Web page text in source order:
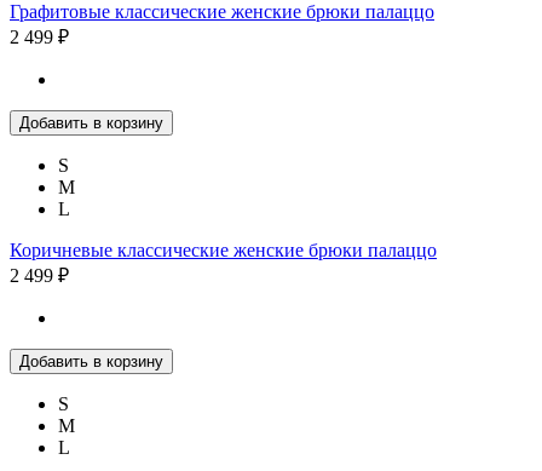
Графитовые классические женские брюки палаццо
2 499 ₽
Добавить в корзину
S
M
L
Коричневые классические женские брюки палаццо
2 499 ₽
Добавить в корзину
S
M
L